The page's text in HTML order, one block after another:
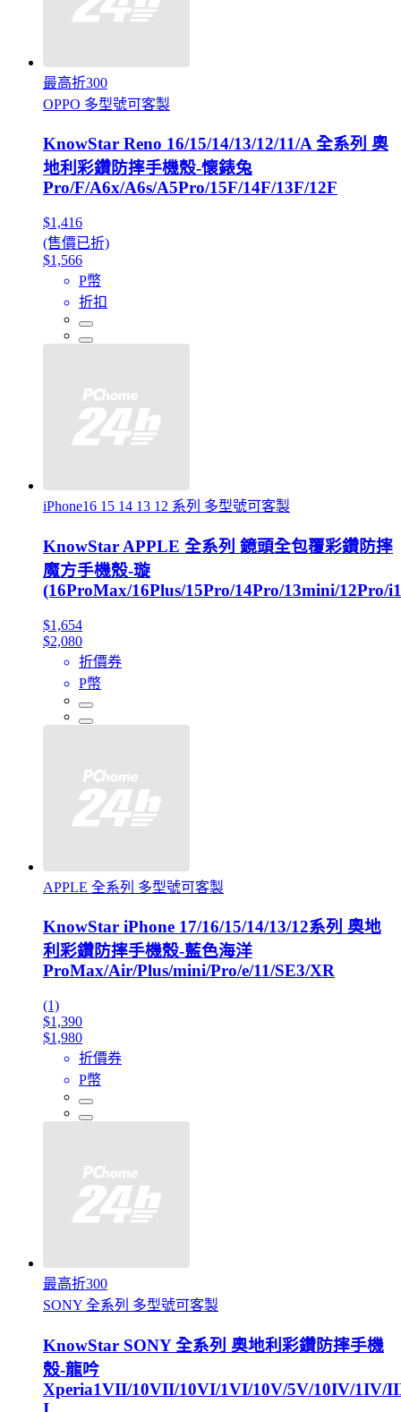
最高折300
OPPO 多型號可客製
KnowStar Reno 16/15/14/13/12/11/A 全系列 奧
地利彩鑽防摔手機殼-懷錶兔
Pro/F/A6x/A6s/A5Pro/15F/14F/13F/12F
$1,416
(售價已折)
$1,566
P幣
折扣
iPhone16 15 14 13 12 系列 多型號可客製
KnowStar APPLE 全系列 鏡頭全包覆彩鑽防摔
魔方手機殼-璇
(16ProMax/16Plus/15Pro/14Pro/13mini/12Pro/
$1,654
$2,080
折價券
P幣
APPLE 全系列 多型號可客製
KnowStar iPhone 17/16/15/14/13/12系列 奧地
利彩鑽防摔手機殼-藍色海洋
ProMax/Air/Plus/mini/Pro/e/11/SE3/XR
(1)
$1,390
$1,980
折價券
P幣
最高折300
SONY 全系列 多型號可客製
KnowStar SONY 全系列 奧地利彩鑽防摔手機
殼-龍吟
Xperia1VII/10VII/10VI/1VI/10V/5V/10IV/1IV/